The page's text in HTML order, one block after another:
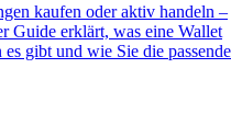
kaufen oder aktiv handeln –
Guide erklärt, was eine Wallet
gibt und wie Sie die passende